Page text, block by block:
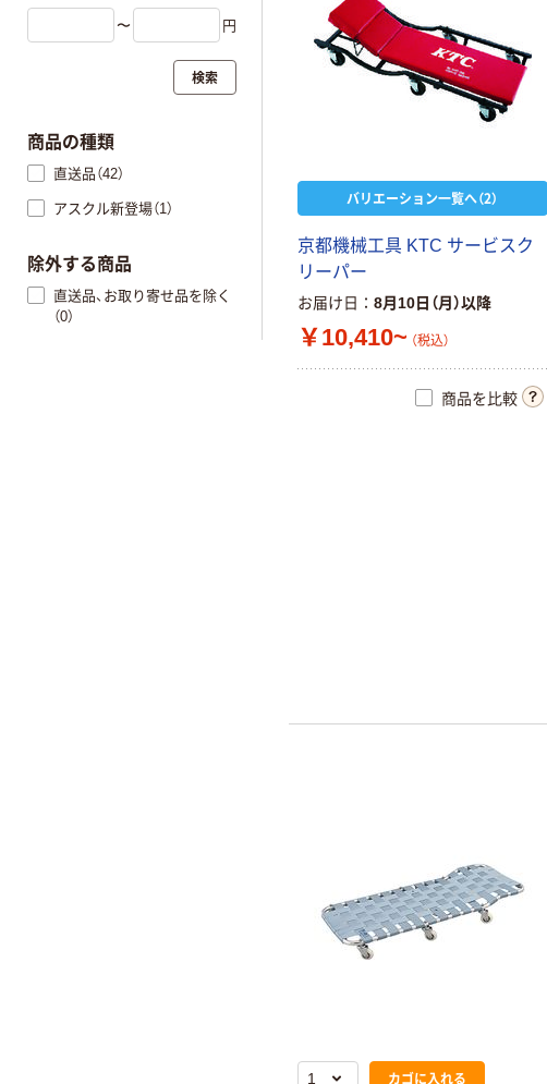
バリエーション一覧へ（2）
京都機械工具 KTC サービスク
リーパー
お届け日 8月10日（月）以降
￥10,410~ （税込）
商品を比較
カゴに入れる
〜 円
検索
商品の種類
直送品（42）
アスクル新登場（1）
除外する商品
直送品、お取り寄せ品を除く
（0）